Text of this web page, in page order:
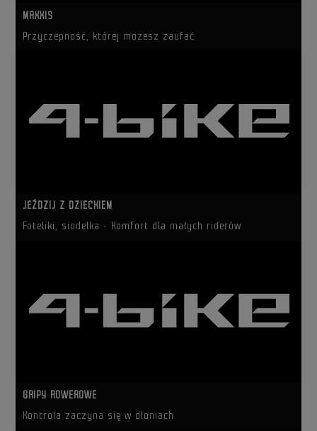
MAXXIS
Przyczepność, której możesz zaufać
JEŹDZIJ Z DZIECKIEM
Foteliki, siodełka - Komfort dla małych riderów
GRIPY ROWEROWE
Kontrola zaczyna się w dłoniach